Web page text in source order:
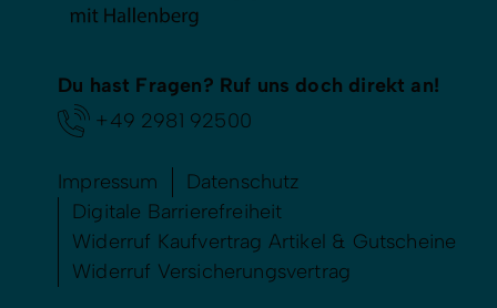
Du hast Fragen? Ruf uns doch direkt an!
+49 2981 92500
Impressum
Datenschutz
Digitale Barrierefreiheit
Widerruf Kaufvertrag Artikel & Gutscheine
Widerruf Versicherungsvertrag